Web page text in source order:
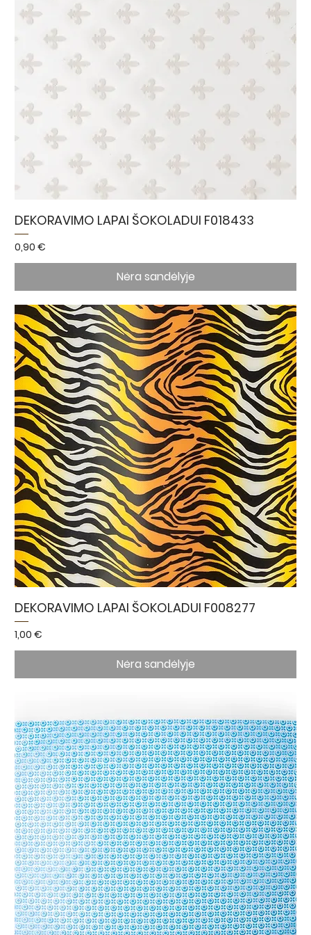
DEKORAVIMO LAPAI ŠOKOLADUI F018433
Kaina
0,90 €
Nėra sandėlyje
DEKORAVIMO LAPAI ŠOKOLADUI F008277
Kaina
1,00 €
Nėra sandėlyje